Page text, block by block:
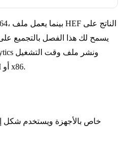
الصغير على مضيف حافة ARM أو x86.